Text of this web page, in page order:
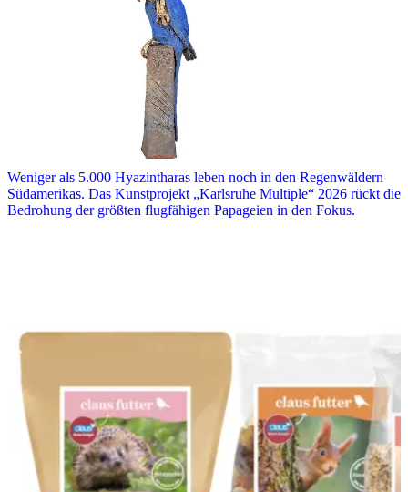
Weniger als 5.000 Hyazintharas leben noch in den Regenwäldern
Südamerikas. Das Kunstprojekt „Karlsruhe Multiple“ 2026 rückt die
Bedrohung der größten flugfähigen Papageien in den Fokus.